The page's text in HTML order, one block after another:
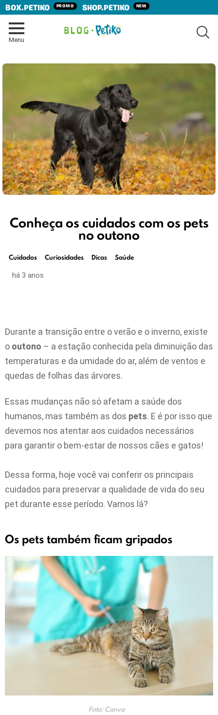
BOX.PETIKO PROMO SHOP.PETIKO NEW
Menu
Conheça os cuidados com os pets
no outono
Cuidados Curiosidades Dicas Saúde
há 3 anos
Durante a transição entre o verão e o inverno, existe
o outono – a estação conhecida pela diminuição das
temperaturas e da umidade do ar, além de ventos e
quedas de folhas das árvores.
Essas mudanças não só afetam a saúde dos
humanos, mas também as dos pets. E é por isso que
devemos nos atentar aos cuidados necessários
para garantir o bem-estar de nossos cães e gatos!
Dessa forma, hoje você vai conferir os principais
cuidados para preservar a qualidade de vida do seu
pet durante esse período. Vamos lá?
Os pets também ficam gripados
Foto: Canva